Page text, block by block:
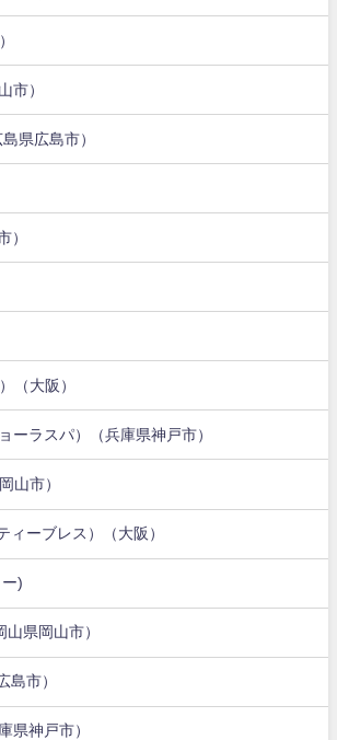
市）
県広島市）
）
（大阪）
ーラスパ）（兵庫県神戸市）
山市）
ィーブレス）（大阪）
)
県岡山市）
島市）
県神戸市）